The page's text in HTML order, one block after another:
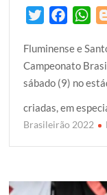
i
t
t
e
r
c
e
b
o
o
W
a
t
s
A
p
Fluminense e
Campeonato
sábado (9) no
criadas, em
Brasileirão 2022